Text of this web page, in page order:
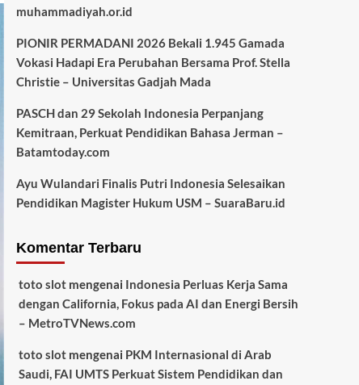
muhammadiyah.or.id
PIONIR PERMADANI 2026 Bekali 1.945 Gamada
Vokasi Hadapi Era Perubahan Bersama Prof. Stella
Christie – Universitas Gadjah Mada
PASCH dan 29 Sekolah Indonesia Perpanjang
Kemitraan, Perkuat Pendidikan Bahasa Jerman –
Batamtoday.com
Ayu Wulandari Finalis Putri Indonesia Selesaikan
Pendidikan Magister Hukum USM – SuaraBaru.id
Komentar Terbaru
toto slotmengenai Indonesia Perluas Kerja Sama
dengan California, Fokus pada AI dan Energi Bersih
– MetroTVNews.com
toto slotmengenai PKM Internasional di Arab
Saudi, FAI UMTS Perkuat Sistem Pendidikan dan